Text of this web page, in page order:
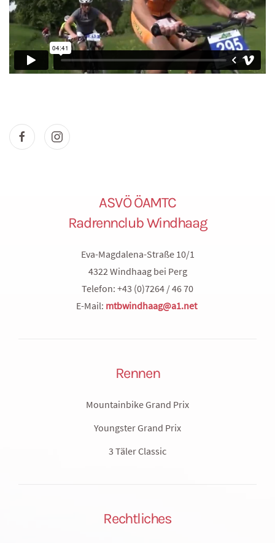
ASVÖ ÖAMTC
Radrennclub Windhaag
Eva-Magdalena-Straße 10/1
4322 Windhaag bei Perg
Telefon: +43 (0)7264 / 46 70
E-Mail: mtbwindhaag@a1.net
Rennen
Mountainbike Grand Prix
Youngster Grand Prix
3 Täler Classic
Rechtliches